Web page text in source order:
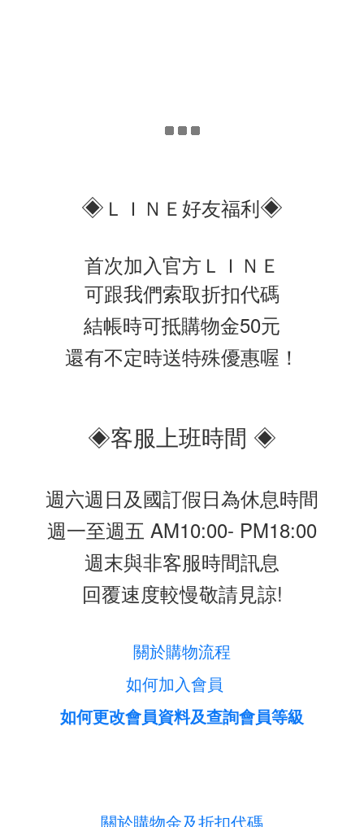
◈ ＬＩＮＥ好友福利◈
首次加入官方ＬＩＮＥ
可跟我們索取折扣代碼
結帳時可抵購物金50元
還有不定時送特殊優惠喔！
◈客服上班時間 ◈
週六週日及國訂假日為休息時間
週一至週五 AM10:00- PM18:00
週末與非客服時間訊息
回覆速度較慢敬請見諒!
關於購物流程
如何加入會員
如何更改會員資料及查詢會員等級
關於購物金及折扣代碼